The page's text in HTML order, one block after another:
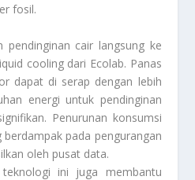
fosil.
pendinginan cair langsung ke
cooling dari Ecolab. Panas
dapat di serap dengan lebih
energi untuk pendinginan
Penurunan konsumsi
berdampak pada pengurangan
oleh pusat data.
ini juga membantu